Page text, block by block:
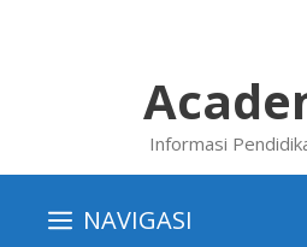
Informasi
NAVIGASI